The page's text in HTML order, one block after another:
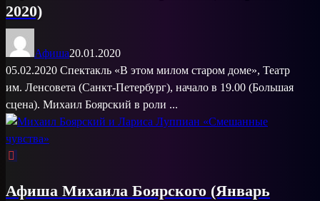
2020)
Афиша20.01.2020
05.02.2020 Спектакль «В этом милом старом доме», Театр
им. Ленсовета (Санкт-Петербург), начало в 19.00 (Большая
сцена). Михаил Боярский в роли ...
Афиша Михаила Боярского (Январь